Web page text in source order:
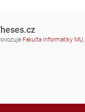
Fakulta informatiky MU,